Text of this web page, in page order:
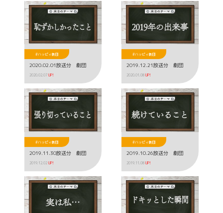
#ハッピィ劇団
2020.02.01放送分 劇団
2020.02.07 UP!
#ハッピィ劇団
2019.12.21放送分 劇団
2020.01.08 UP!
#ハッピィ劇団
2019.11.30放送分 劇団
2019.12.02 UP!
#ハッピィ劇団
2019.10.26放送分 劇団
2019.11.08 UP!